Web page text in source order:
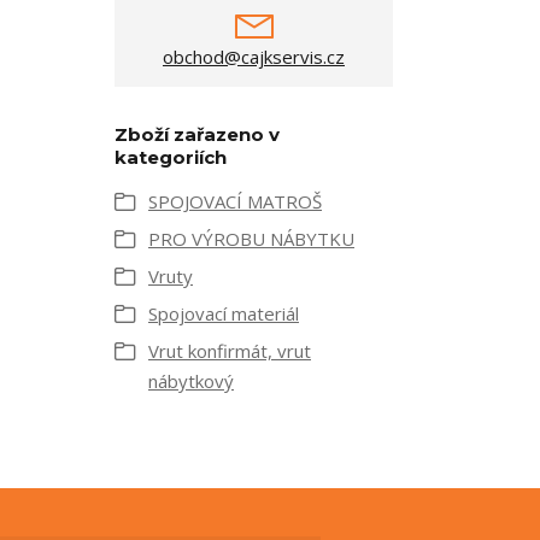
obchod@cajkservis.cz
Zboží zařazeno v
kategoriích
SPOJOVACÍ MATROŠ
PRO VÝROBU NÁBYTKU
Vruty
Spojovací materiál
Vrut konfirmát, vrut
nábytkový